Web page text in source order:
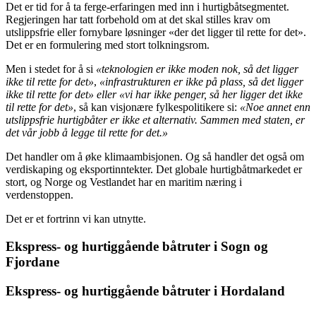
Det er tid for å ta ferge-erfaringen med inn i hurtigbåtsegmentet.
Regjeringen har tatt forbehold om at det skal stilles krav om
utslippsfrie eller fornybare løsninger «der det ligger til rette for det».
Det er en formulering med stort tolkningsrom.
Men i stedet for å si «teknologien er ikke moden nok, så det ligger
ikke til rette for det», «infrastrukturen er ikke på plass, så det ligger
ikke til rette for det» eller «vi har ikke penger, så her ligger det ikke
til rette for det», så kan visjonære fylkespolitikere si: «Noe annet enn
utslippsfrie hurtigbåter er ikke et alternativ. Sammen med staten, er
det vår jobb å legge til rette for det.»
Det handler om å øke klimaambisjonen. Og så handler det også om
verdiskaping og eksportinntekter. Det globale hurtigbåtmarkedet er
stort, og Norge og Vestlandet har en maritim næring i
verdenstoppen.
Det er et fortrinn vi kan utnytte.
Ekspress- og hurtiggående båtruter i Sogn og
Fjordane
Ekspress- og hurtiggående båtruter i Hordaland